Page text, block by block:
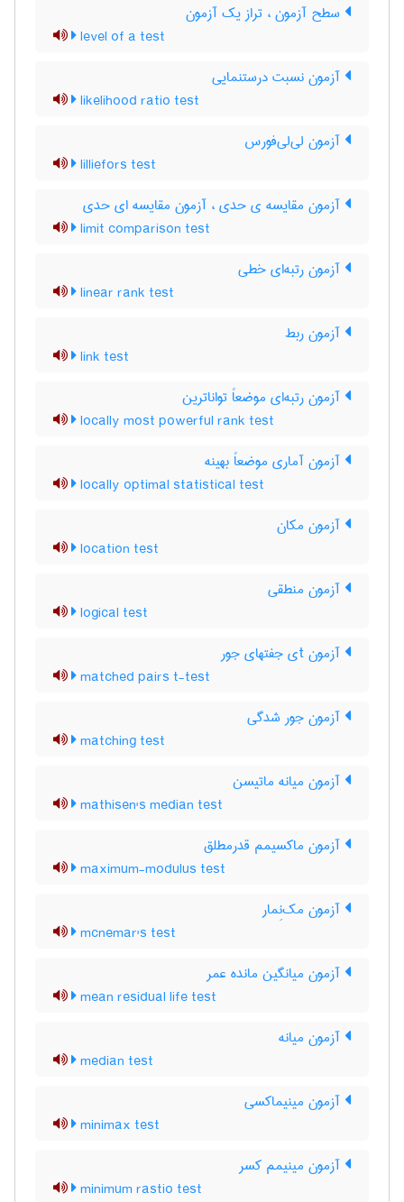
سطح آزمون ، تراز یک آزمون
level of a test
آزمون نسبت درستنمایی
likelihood ratio test
آزمون لی‌لی‌فورس
lilliefors test
آزمون مقایسه ی حدی ، آزمون مقایسه ای حدی
limit comparison test
آزمون رتبه‌ای خطی
linear rank test
آزمون ربط
link test
آزمون رتبه‌ای موضعاً تواناترین
locally most powerful rank test
آزمون آماری موضعاً بهینه
locally optimal statistical test
آزمون مکان
location test
آزمون منطقی
logical test
آزمون tی جفتهای جور
matched pairs t-test
آزمون جور شدگی
matching test
آزمون میانه ماتیسن
mathisen's median test
آزمون ماکسیمم قدرمطلق
maximum-modulus test
آزمون مک‌نِمار
mcnemar's test
آزمون میانگین مانده عمر
mean residual life test
آزمون میانه
median test
آزمون مینیماکسی
minimax test
آزمون مینیمم کسر
minimum rastio test